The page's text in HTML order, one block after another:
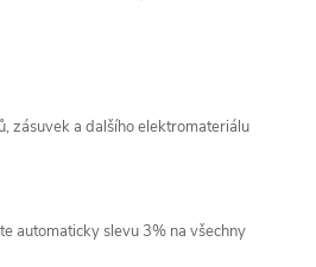
zásuvek a dalšího elektromateriálu
automaticky slevu 3% na všechny